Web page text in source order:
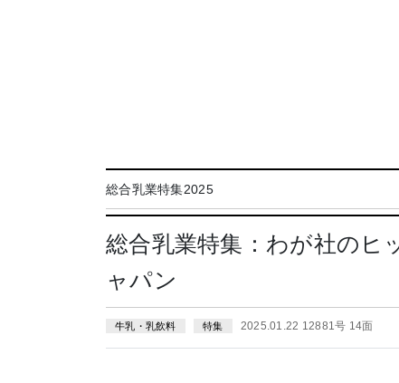
総合乳業特集2025
総合乳業特集：わが社のヒ
ャパン
牛乳・乳飲料 特集 2025.01.22 12881号 14面